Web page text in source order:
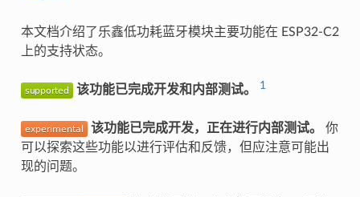
本文档介绍了乐鑫低功耗蓝牙模块主要功能在 ESP32-C2
上的支持状态。
该功能已完成开发和内部测试。 1
该功能已完成开发，正在进行内部测试。
你
可以探索这些功能以进行评估和反馈，但应注意可能出
现的问题。